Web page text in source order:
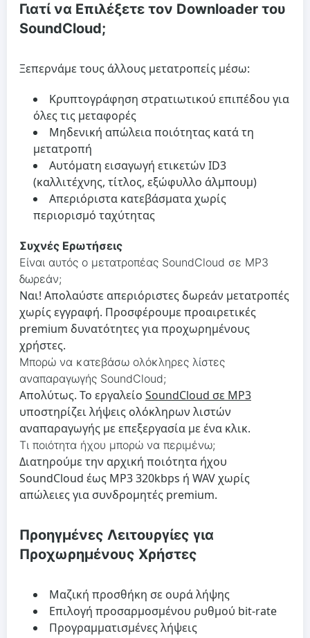
Γιατί να Επιλέξετε τον Downloader του
SoundCloud;
Ξεπερνάμε τους άλλους μετατροπείς μέσω:
Κρυπτογράφηση στρατιωτικού επιπέδου για
όλες τις μεταφορές
Μηδενική απώλεια ποιότητας κατά τη
μετατροπή
Αυτόματη εισαγωγή ετικετών ID3
(καλλιτέχνης, τίτλος, εξώφυλλο άλμπουμ)
Απεριόριστα κατεβάσματα χωρίς
περιορισμό ταχύτητας
Συχνές Ερωτήσεις
Είναι αυτός ο μετατροπέας SoundCloud σε MP3
δωρεάν;
Ναι! Απολαύστε απεριόριστες δωρεάν μετατροπές
χωρίς εγγραφή. Προσφέρουμε προαιρετικές
premium δυνατότητες για προχωρημένους
χρήστες.
Μπορώ να κατεβάσω ολόκληρες λίστες
αναπαραγωγής SoundCloud;
Απολύτως. Το εργαλείο SoundCloud σε MP3
υποστηρίζει λήψεις ολόκληρων λιστών
αναπαραγωγής με επεξεργασία με ένα κλικ.
Τι ποιότητα ήχου μπορώ να περιμένω;
Διατηρούμε την αρχική ποιότητα ήχου
SoundCloud έως MP3 320kbps ή WAV χωρίς
απώλειες για συνδρομητές premium.
Προηγμένες Λειτουργίες για
Προχωρημένους Χρήστες
Μαζική προσθήκη σε ουρά λήψης
Επιλογή προσαρμοσμένου ρυθμού bit-rate
Προγραμματισμένες λήψεις